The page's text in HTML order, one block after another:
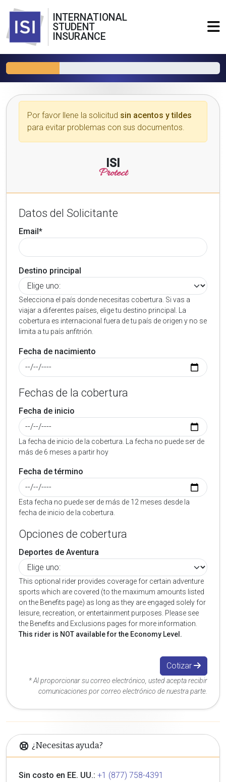
INTERNATIONAL
STUDENT
INSURANCE
Por favor llene la solicitud sin acentos y tildes
para evitar problemas con sus documentos.
ISI
Protect
Datos del Solicitante
Email*
Destino principal
Selecciona el país donde necesitas cobertura. Si vas a
viajar a diferentes países, elige tu destino principal. La
cobertura es internacional fuera de tu país de origen y no se
limita a tu país anfitrión.
Fecha de nacimiento
Fechas de la cobertura
Fecha de inicio
La fecha de inicio de la cobertura. La fecha no puede ser de
más de 6 meses a partir hoy
Fecha de término
Esta fecha no puede ser de más de 12 meses desde la
fecha de inicio de la cobertura.
Opciones de cobertura
Deportes de Aventura
This optional rider provides coverage for certain adventure
sports which are covered (to the maximum amounts listed
on the Benefits page) as long as they are engaged solely for
leisure, recreation, or entertainment purposes. Please see
the Benefits and Exclusions pages for more information.
This rider is NOT available for the Economy Level.
Cotizar
* Al proporcionar su correo electrónico, usted acepta recibir
comunicaciones por correo electrónico de nuestra parte.
¿Necesitas ayuda?
Sin costo en EE. UU.: +1 (877) 758-4391